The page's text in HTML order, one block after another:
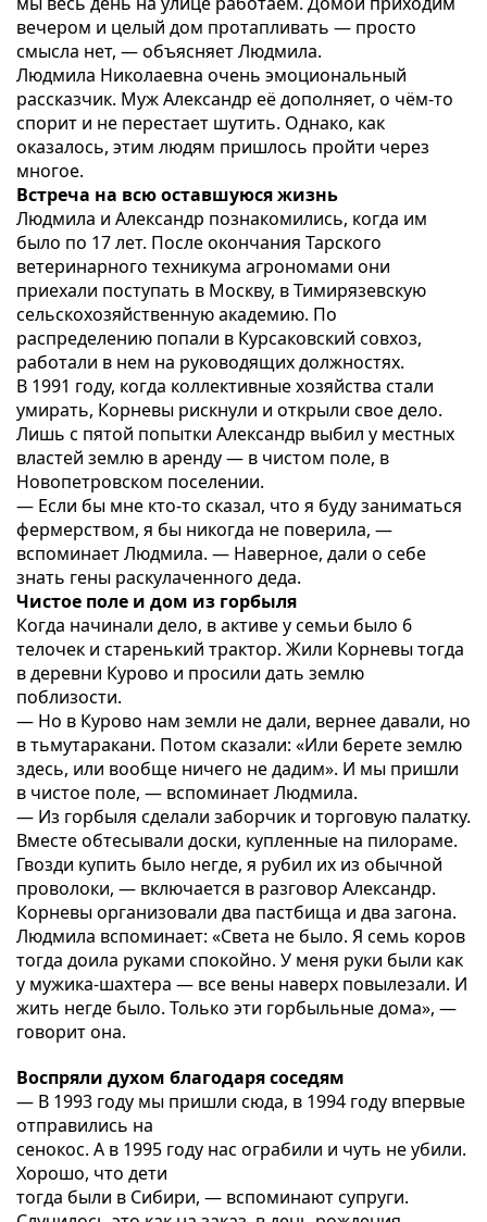
вечером и целый дом протапливать — просто
смысла нет, — объясняет Людмила.
Людмила Николаевна очень эмоциональный
рассказчик. Муж Александр её дополняет, о чём-то
спорит и не перестает шутить. Однако, как
оказалось, этим людям пришлось пройти через
многое.
Встреча на всю оставшуюся жизнь
Людмила и Александр познакомились, когда им
было по 17 лет. После окончания Тарского
ветеринарного техникума агрономами они
приехали поступать в Москву, в Тимирязевскую
сельскохозяйственную академию. По
распределению попали в Курсаковский совхоз,
работали в нем на руководящих должностях.
В 1991 году, когда коллективные хозяйства стали
умирать, Корневы рискнули и открыли свое дело.
Лишь с пятой попытки Александр выбил у местных
властей землю в аренду — в чистом поле, в
Новопетровском поселении.
— Если бы мне кто-то сказал, что я буду заниматься
фермерством, я бы никогда не поверила, —
вспоминает Людмила. — Наверное, дали о себе
знать гены раскулаченного деда.
Чистое поле и дом из горбыля
Когда начинали дело, в активе у семьи было 6
телочек и старенький трактор. Жили Корневы тогда
в деревни Курово и просили дать землю
поблизости.
— Но в Курово нам земли не дали, вернее давали, но
в тьмутаракани. Потом сказали: «Или берете землю
здесь, или вообще ничего не дадим». И мы пришли
в чистое поле, — вспоминает Людмила.
— Из горбыля сделали заборчик и торговую палатку.
Вместе обтесывали доски, купленные на пилораме.
Гвозди купить было негде, я рубил их из обычной
проволоки, — включается в разговор Александр.
Корневы организовали два пастбища и два загона.
Людмила вспоминает: «Света не было. Я семь коров
тогда доила руками спокойно. У меня руки были как
у мужика-шахтера — все вены наверх повылезали. И
жить негде было. Только эти горбыльные дома», —
говорит она.
Воспряли духом благодаря соседям
— В 1993 году мы пришли сюда, в 1994 году впервые
отправились на
сенокос. А в 1995 году нас ограбили и чуть не убили.
Хорошо, что дети
тогда были в Сибири, — вспоминают супруги.